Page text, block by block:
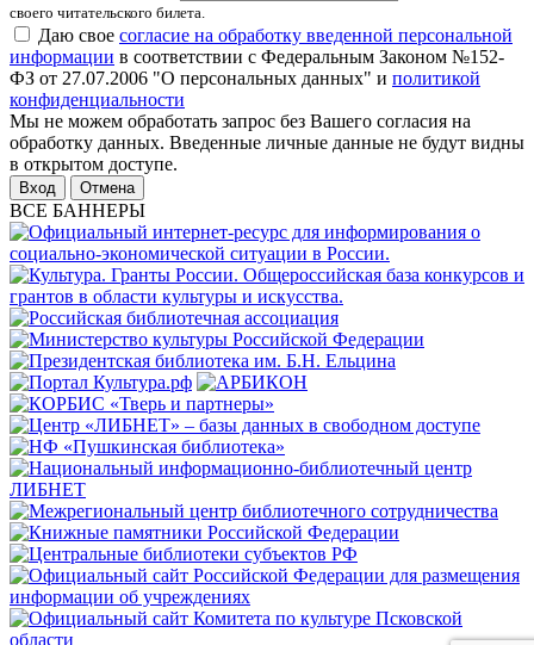
своего читательского билета.
Даю свое согласие на обработку введенной персональной
информации в соответствии с Федеральным Законом №152-
ФЗ от 27.07.2006 "О персональных данных" и политикой
конфиденциальности
Мы не можем обработать запрос без Вашего согласия на
обработку данных. Введенные личные данные не будут видны
в открытом доступе.
Отмена
ВСЕ БАННЕРЫ